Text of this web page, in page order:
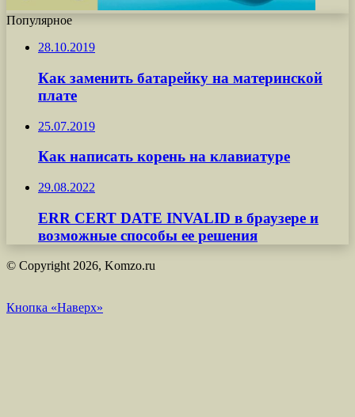
Популярное
28.10.2019
Как заменить батарейку на материнской
плате
25.07.2019
Как написать корень на клавиатуре
29.08.2022
ERR CERT DATE INVALID в браузере и
возможные способы ее решения
© Copyright 2026, Komzo.ru
Кнопка «Наверх»